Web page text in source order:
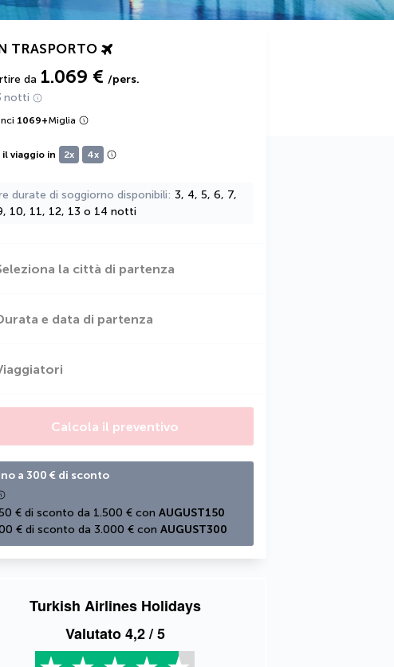
TRASPORTO
da 1.069 € /pers.
notti
1069+Miglia
il viaggio in 2x 4x
durate di soggiorno disponibili 3, 4, 5, 6, 7,
10, 11, 12, 13 o 14 notti
la città di partenza
e data di partenza
Calcola il preventivo
a 300 € di sconto
€ di sconto da 1.500 € con AUGUST150
€ di sconto da 3.000 € con AUGUST300
Turkish Airlines Holidays
Valutato4,2/ 5